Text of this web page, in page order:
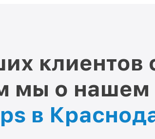
клиентов
мы о нашем
в